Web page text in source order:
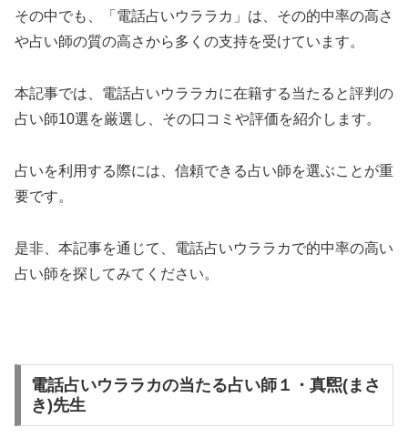
その中でも、「電話占いウララカ」は、その的中率の高さ
や占い師の質の高さから多くの支持を受けています。
本記事では、電話占いウララカに在籍する当たると評判の
占い師10選を厳選し、その口コミや評価を紹介します。
占いを利用する際には、信頼できる占い師を選ぶことが重
要です。
是非、本記事を通じて、電話占いウララカで的中率の高い
占い師を探してみてください。
電話占いウララカの当たる占い師１・真煕(まさ
き)先生